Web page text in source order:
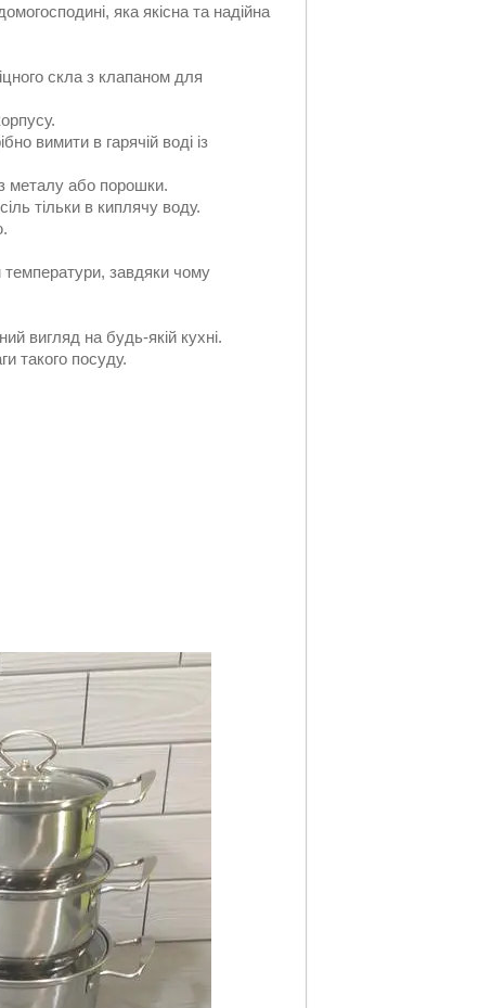
яка якісна та надійна
скла з клапаном для
вимити в гарячій воді із
металу або порошки.
тільки в киплячу воду.
температури, завдяки чому
вигляд на будь-якій кухні.
такого посуду.